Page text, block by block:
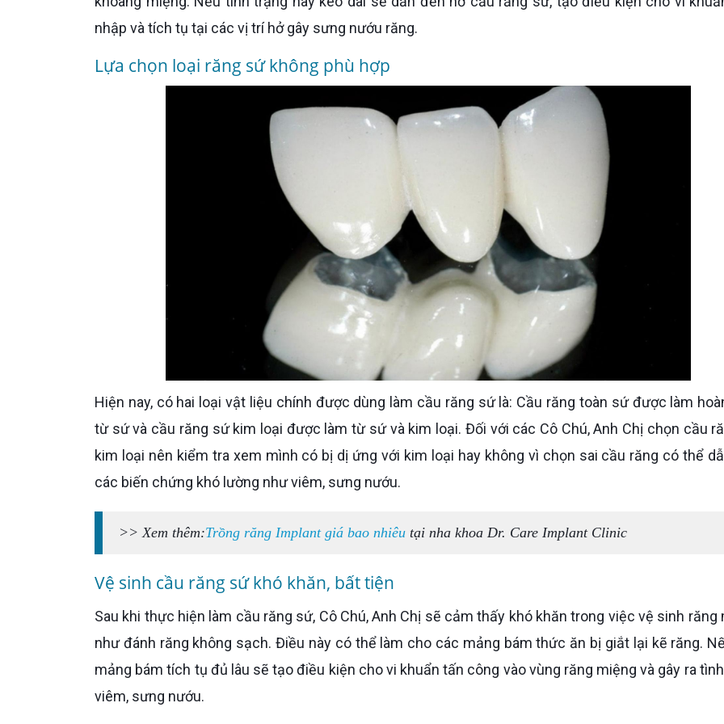
nhập và tích tụ tại các vị trí hở gây sưng nướu răng.
Lựa chọn loại răng sứ không phù hợp
Hiện nay, có hai loại vật liệu chính được dùng làm cầu răng sứ là: Cầu răng toàn sứ được làm hoàn toàn
từ sứ và cầu răng sứ kim loại được làm từ sứ và kim loại. Đối với các Cô Chú, Anh Chị chọn cầu
kim loại nên kiểm tra xem mình có bị dị ứng với kim loại hay không vì chọn sai cầu răng có thể
các biến chứng khó lường như viêm, sưng nướu.
>> Xem thêm:Trồng răng Implant giá bao nhiêu tại nha khoa Dr. Care Implant Clinic
Vệ sinh cầu răng sứ khó khăn, bất tiện
Sau khi thực hiện làm cầu răng sứ, Cô Chú, Anh Chị sẽ cảm thấy khó khăn trong việc vệ sinh răng miệng
như đánh răng không sạch. Điều này có thể làm cho các mảng bám thức ăn bị giắt lại kẽ răng.
mảng bám tích tụ đủ lâu sẽ tạo điều kiện cho vi khuẩn tấn công vào vùng răng miệng và gây ra
viêm, sưng nướu.